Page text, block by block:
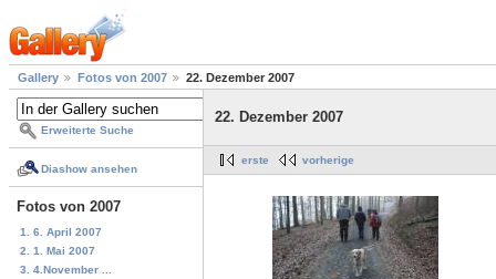
Gallery Fotos von 2007 22. Dezember 2007
Erweiterte Suche
Diashow ansehen
Fotos von 2007
1. 6. April 2007
2. 1. Mai 2007
3. 4.November ...
22. Dezember 2007
erste vorherige